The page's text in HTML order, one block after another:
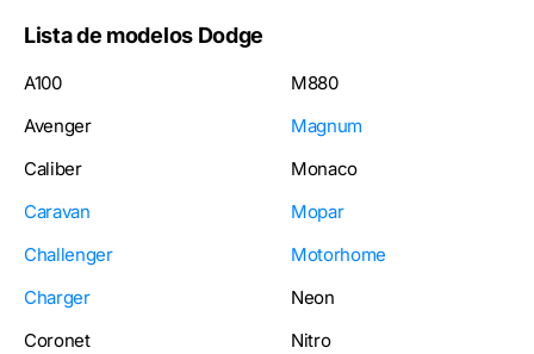
Lista de modelos Dodge
A100
Avenger
Caliber
Caravan
Challenger
Charger
Coronet
M880
Magnum
Monaco
Mopar
Motorhome
Neon
Nitro